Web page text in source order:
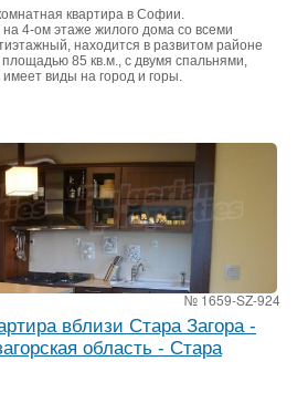
квартира в Софии.
на 4-ом этаже жилого дома со всеми
находится в развитом районе
85 кв.м., с двумя спальнями,
виды на город и горы.
№ 1659-SZ-924
вблизи Стара Загора -
область - Стара